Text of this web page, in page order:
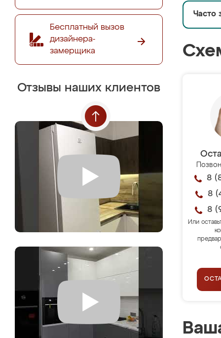
Бесплатный вызов
дизайнера-
замерщика
Отзывы наших клиентов
Часто
8
8
8
Или